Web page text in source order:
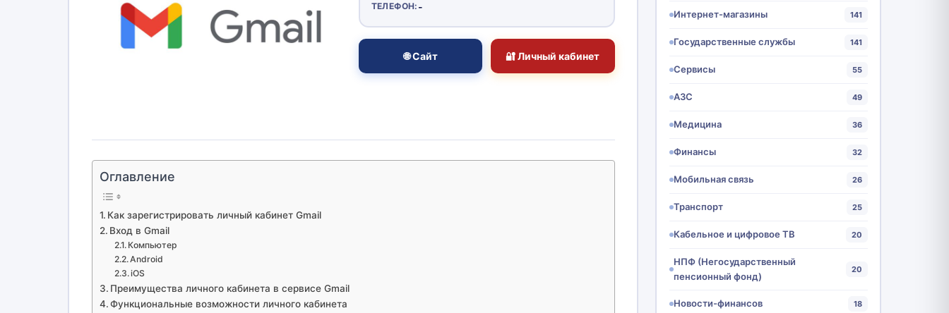
ТЕЛЕФОН: -
🌐 Сайт 🔐 Личный кабинет
Оглавление
Как зарегистрировать личный кабинет Gmail
Вход в Gmail
Компьютер
Android
iOS
Преимущества личного кабинета в сервисе Gmail
Функциональные возможности личного кабинета
Интернет-магазины 141
Государственные службы 141
Сервисы 55
АЗС 49
Медицина 36
Финансы 32
Мобильная связь 26
Транспорт 25
Кабельное и цифровое ТВ 20
НПФ (Негосударственный
пенсионный фонд)
20
Новости-финансов 18